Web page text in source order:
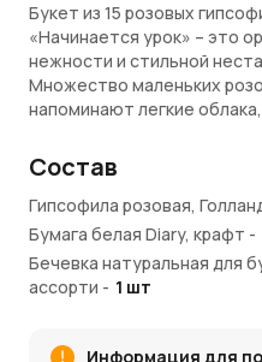
Букет из 15 розовых
«Начинается урок» – это
нежности и стильной
Множество маленьких
напоминают легкие
композиции необычный, но
вид, создавая интересный
легкостью самих цветов.
Символика гипсофилы
Гипсофила символизирует
Состав
Гипсофила розовая,
Бумага белая Diary, крафт -
Бечевка натуральная для
ассорти - 1 шт
Информация для